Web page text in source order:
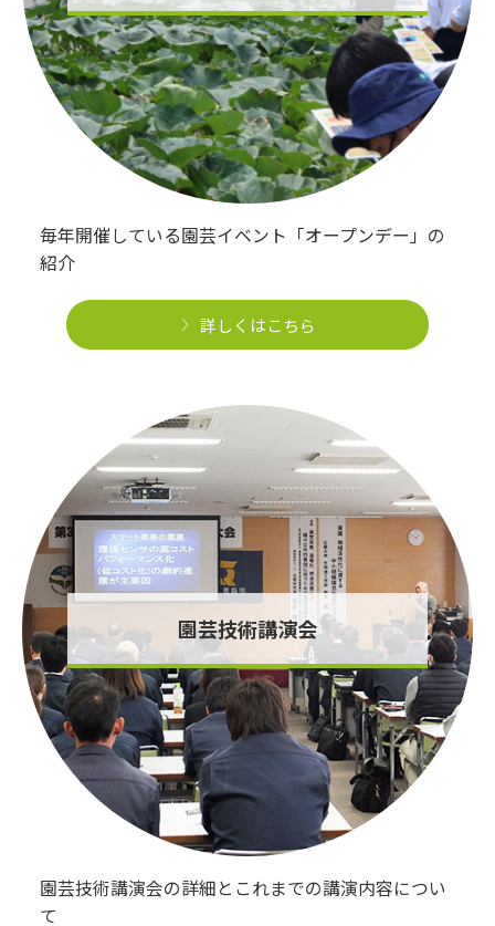
毎年開催している園芸イベント「オープンデー」の
紹介
詳しくはこちら
園芸技術講演会
園芸技術講演会の詳細とこれまでの講演内容につい
て